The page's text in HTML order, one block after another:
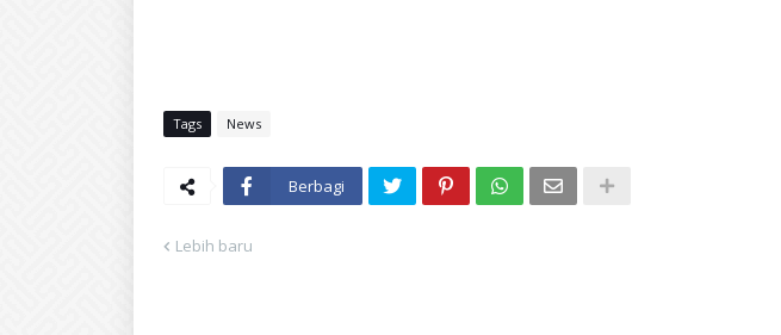
Tags News
Berbagi
Lebih baru